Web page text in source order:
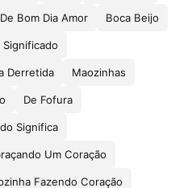
De Bom Dia Amor Boca Beijo
Significado
Derretida Maozinhas
De Fofura
Significa
Um Coração
Fazendo Coração